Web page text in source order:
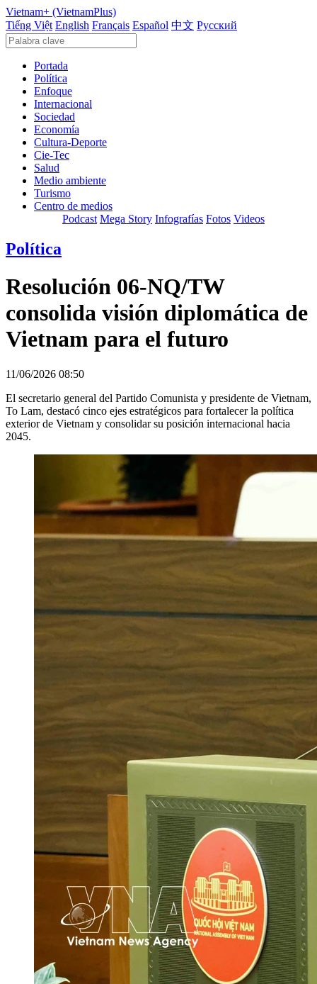
Vietnam+ (VietnamPlus)
Tiếng Việt English Français Español 中文 Русский
Portada
Política
Enfoque
Internacional
Sociedad
Economía
Cultura-Deporte
Cie-Tec
Salud
Medio ambiente
Turismo
Centro de medios
Podcast Mega Story Infografías Fotos Videos
Política
Resolución 06-NQ/TW
consolida visión diplomática de
Vietnam para el futuro
11/06/2026 08:50
El secretario general del Partido Comunista y presidente de Vietnam,
To Lam, destacó cinco ejes estratégicos para fortalecer la política
exterior de Vietnam y consolidar su posición internacional hacia
2045.